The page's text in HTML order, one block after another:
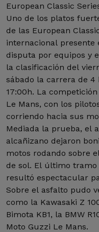
European Classic
Uno de los platos
de las European
internacional presente
disputa por equipos y
la clasificación del
sábado la carrera de 4
17:00h. La
Le Mans, con los
corriendo hacia sus
Mediada la prueba, el
alcañizano dejaron
motos rodando sobre
de sol. El último tramo
resultó espectacular
Sobre el asfalto pudo
como la Kawasaki Z
Bimota KB1, la BMW
Moto Guzzi Le Mans.